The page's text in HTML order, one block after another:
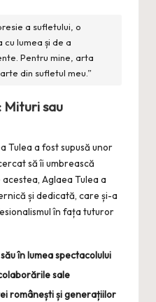
a sufletului, o
lumea și de a
Pentru mine, arta
din sufletul meu.”
Mituri sau
Tulea a fost supusă unor
să îi umbrească
Aglaea Tulea a
și dedicată, care și-a
în fața tuturor
în lumea spectacolului
sale
românești și generațiilor